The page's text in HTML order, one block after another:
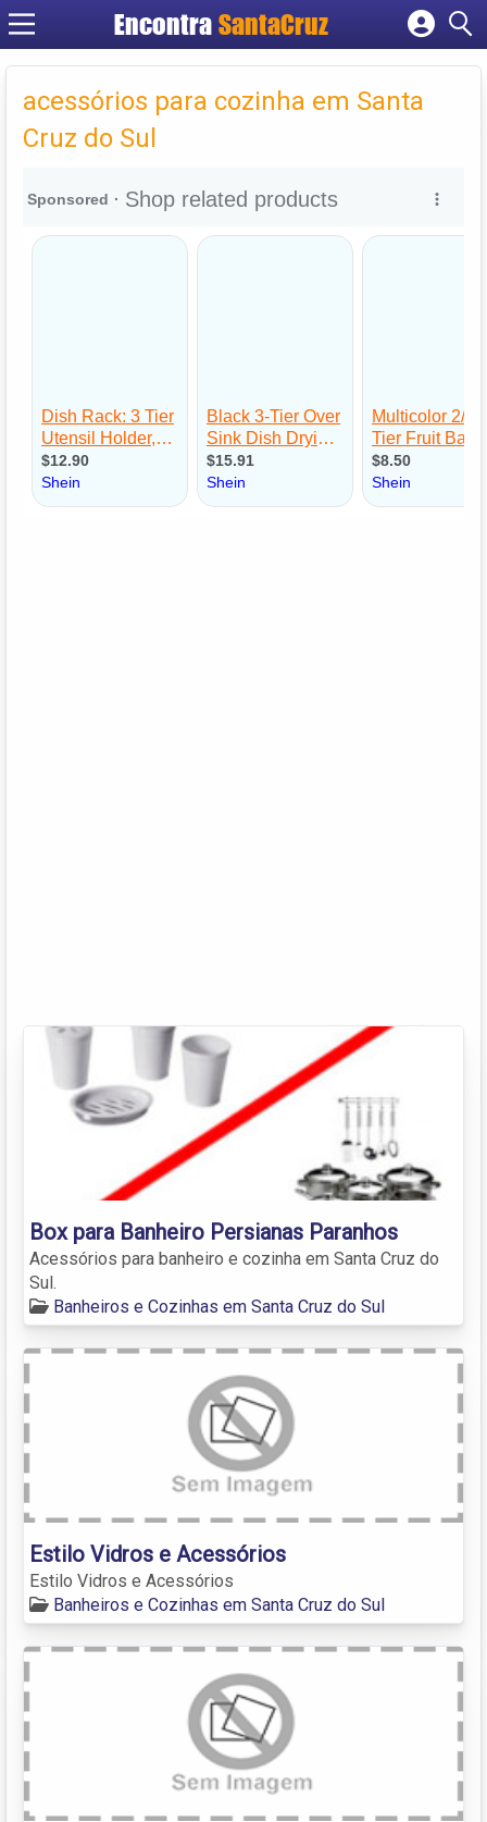
Encontra
Cadastrar empresa
Criar conta
acessórios para cozinha em Santa
Cruz do Sul
Box para Banheiro Persianas Paranhos
Acessórios para banheiro e cozinha em Santa Cruz do
Sul.
Banheiros e Cozinhas em Santa Cruz do Sul
Estilo Vidros e Acessórios
Estilo Vidros e Acessórios
Banheiros e Cozinhas em Santa Cruz do Sul